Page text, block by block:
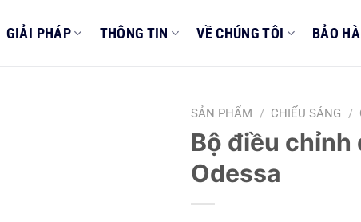
GIẢI PHÁP THÔNG TIN VỀ CHÚNG TÔI BẢO
SẢN PHẨM / CHIẾU SÁNG /
Bộ điều
Odessa